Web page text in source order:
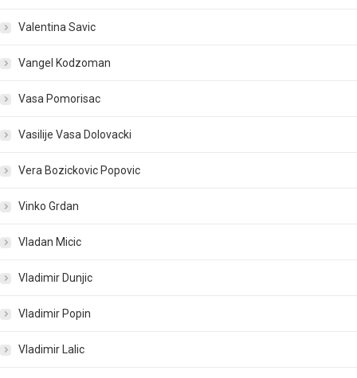
Valentina Savic
Vangel Kodzoman
Vasa Pomorisac
Vasilije Vasa Dolovacki
Vera Bozickovic Popovic
Vinko Grdan
Vladan Micic
Vladimir Dunjic
Vladimir Popin
Vladimir Lalic